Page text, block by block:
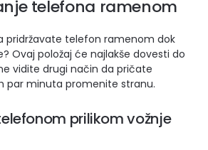
telefona ramenom
pridržavate telefon ramenom dok
Ovaj položaj će najlakše dovesti do
vidite drugi način da pričate
par minuta promenite stranu.
prilikom vožnje